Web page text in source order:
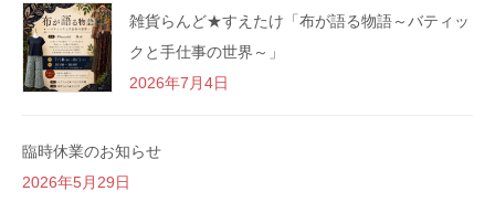
雑貨らんど★すえたけ「布が語る物語～バティッ
クと手仕事の世界～」
2026年7月4日
臨時休業のお知らせ
2026年5月29日